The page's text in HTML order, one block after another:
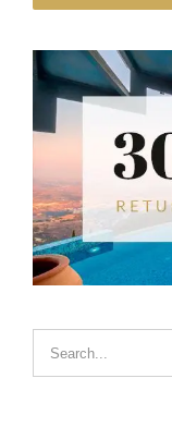
Hledat: